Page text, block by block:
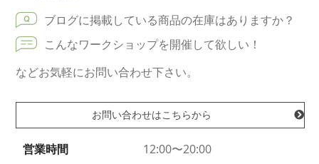
ブログに掲載している商品の在庫はありますか？
こんなワークショップを開催して欲しい！
などお気軽にお問い合わせ下さい。
お問い合わせはこちらから
営業時間
12:00〜20:00